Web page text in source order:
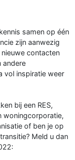
samen op één
zijn aanwezig
contacten
andere
vol inspiratie weer
bij een RES,
woningcorporatie,
of ben je op
Meld u dan